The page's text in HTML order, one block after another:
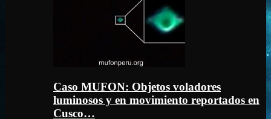
Caso MUFON: Objetos voladores
luminosos y en movimiento reportados en
Cusco…